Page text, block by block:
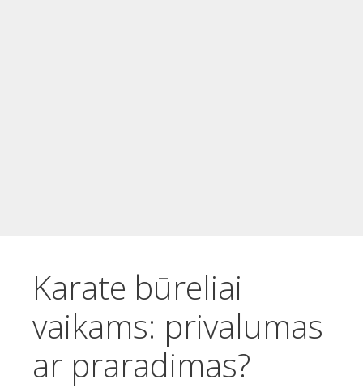
Karate būreliai
vaikams: privalumas
ar praradimas?